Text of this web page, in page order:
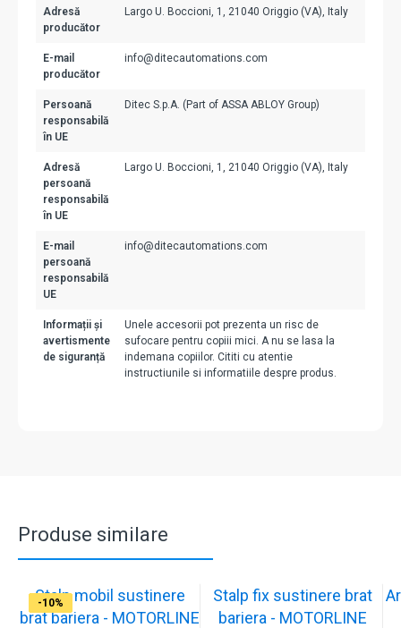
Adresă
producător
Largo U. Boccioni, 1, 21040 Origgio (VA), Italy
E-mail
producător
info@ditecautomations.com
Persoană
responsabilă
în UE
Ditec S.p.A. (Part of ASSA ABLOY Group)
Adresă
persoană
responsabilă
în UE
Largo U. Boccioni, 1, 21040 Origgio (VA), Italy
E-mail
persoană
responsabilă
UE
info@ditecautomations.com
Informații și
avertismente
de siguranță
Unele accesorii pot prezenta un risc de
sufocare pentru copiii mici. A nu se lasa la
indemana copiilor. Cititi cu atentie
instructiunile si informatiile despre produs.
Produse similare
-10%
Stalp mobil sustinere
brat bariera - MOTORLINE
-10%
Stalp fix sustinere brat
bariera - MOTORLINE
-17%
-17%
-17%
-17%
-10%
-10%
-10%
-10%